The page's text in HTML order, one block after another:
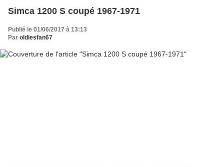
Simca 1200 S coupé 1967-1971
Publié le 01/06/2017 à 13:13
Par oldiesfan67